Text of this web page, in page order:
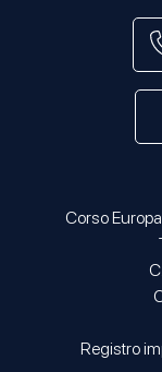
Corso
Registro